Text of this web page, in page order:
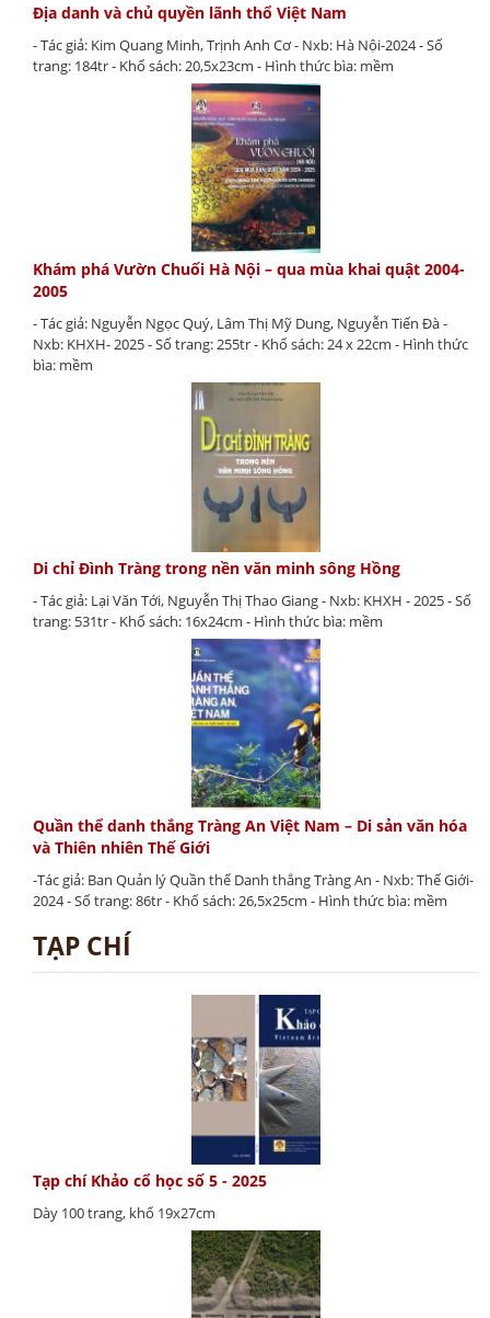
Địa danh và chủ quyền lãnh thổ Việt Nam
- Tác giả: Kim Quang Minh, Trịnh Anh Cơ - Nxb: Hà Nội-2024 - Số
trang: 184tr - Khổ sách: 20,5x23cm - Hình thức bìa: mềm
Khám phá Vườn Chuối Hà Nội – qua mùa khai quật 2004-
2005
- Tác giả: Nguyễn Ngọc Quý, Lâm Thị Mỹ Dung, Nguyễn Tiến Đà -
Nxb: KHXH- 2025 - Số trang: 255tr - Khổ sách: 24 x 22cm - Hình thức
bìa: mềm
Di chỉ Đình Tràng trong nền văn minh sông Hồng
- Tác giả: Lại Văn Tới, Nguyễn Thị Thao Giang - Nxb: KHXH - 2025 - Số
trang: 531tr - Khổ sách: 16x24cm - Hình thức bìa: mềm
Quần thể danh thắng Tràng An Việt Nam – Di sản văn hóa
và Thiên nhiên Thế Giới
-Tác giả: Ban Quản lý Quần thể Danh thắng Tràng An - Nxb: Thế Giới-
2024 - Số trang: 86tr - Khổ sách: 26,5x25cm - Hình thức bìa: mềm
TẠP CHÍ
Tạp chí Khảo cổ học số 5 - 2025
Dày 100 trang, khổ 19x27cm